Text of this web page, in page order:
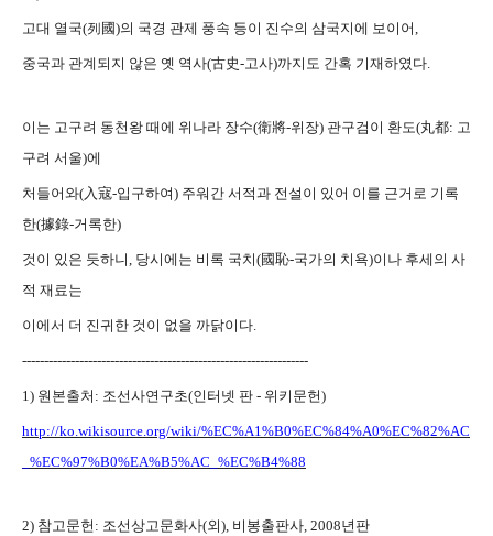
고대 열국(列國)의 국경 관제 풍속 등이 진수의 삼국지에 보이어,
중국과 관계되지 않은 옛 역사(古史-고사)까지도 간혹 기재하였다.
이는 고구려 동천왕 때에 위나라 장수(衛將-위장) 관구검이 환도(丸都: 고
구려 서울)에
처들어와(入寇-입구하여) 주워간 서적과 전설이 있어 이를 근거로 기록
한(據錄-거록한)
것이 있은 듯하니, 당시에는 비록 국치(國恥-국가의 치욕)이나 후세의 사
적 재료는
이에서 더 진귀한 것이 없을 까닭이다.
-----------------------------------------------------------------
1) 원본출처: 조선사연구초(인터넷 판 - 위키문헌)
http://ko.wikisource.org/wiki/%EC%A1%B0%EC%84%A0%EC%82%AC
_%EC%97%B0%EA%B5%AC_%EC%B4%88
2) 참고문헌: 조선상고문화사(외), 비봉출판사, 2008년판